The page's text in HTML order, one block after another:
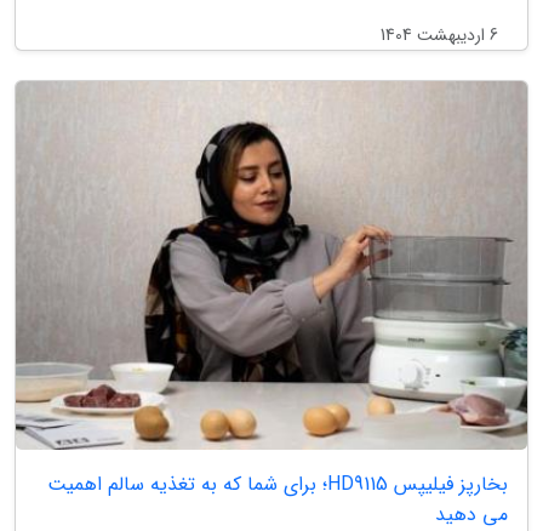
6 اردیبهشت 1404
بخارپز فیلیپس HD9115؛ برای شما که به تغذیه سالم اهمیت
می دهید